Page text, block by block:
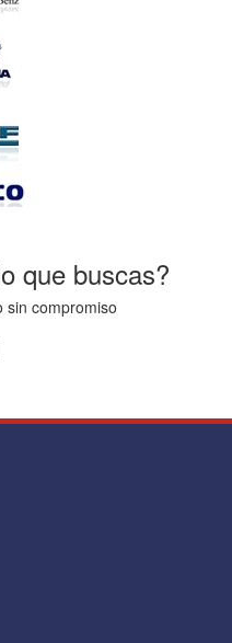
que buscas?
sin compromiso